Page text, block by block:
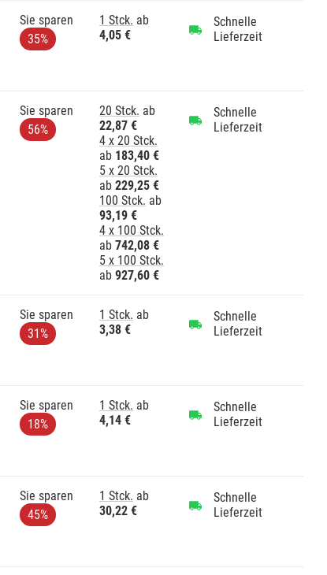
Sie sparen
35%
1 Stck. ab
4,05 €
Schnelle
Lieferzeit
Sie sparen
56%
20 Stck. ab
22,87 €
4 x 20 Stck.
ab 183,40 €
5 x 20 Stck.
ab 229,25 €
100 Stck. ab
93,19 €
4 x 100 Stck.
ab 742,08 €
5 x 100 Stck.
ab 927,60 €
Schnelle
Lieferzeit
Sie sparen
31%
1 Stck. ab
3,38 €
Schnelle
Lieferzeit
Sie sparen
18%
1 Stck. ab
4,14 €
Schnelle
Lieferzeit
Sie sparen
45%
1 Stck. ab
30,22 €
Schnelle
Lieferzeit